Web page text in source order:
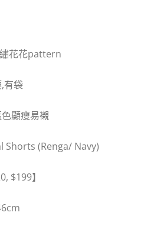
花花pattern
,有袋
顯瘦易襯
Shorts (Renga/ Navy)
$199】